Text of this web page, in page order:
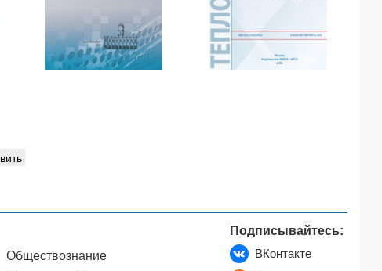
Обществознание
Подписывайтесь:
ВКонтакте